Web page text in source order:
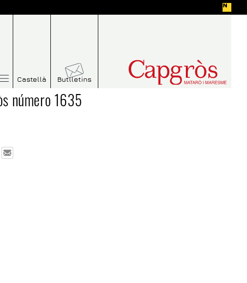
Castellà Butlletins
número 1635